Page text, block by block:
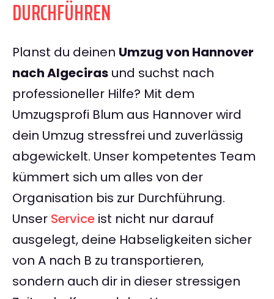
DURCHFÜHREN
Planst du deinen Umzug von Hannover
nach Algeciras und suchst nach
professioneller Hilfe? Mit dem
Umzugsprofi Blum aus Hannover wird
dein Umzug stressfrei und zuverlässig
abgewickelt. Unser kompetentes Team
kümmert sich um alles von der
Organisation bis zur Durchführung.
Unser Service ist nicht nur darauf
ausgelegt, deine Habseligkeiten sicher
von A nach B zu transportieren,
sondern auch dir in dieser stressigen